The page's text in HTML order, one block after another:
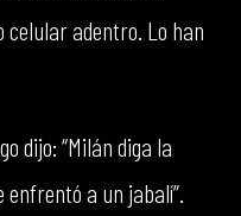
celular adentro. Lo han
dijo: “Milán diga la
a un jabalí”.